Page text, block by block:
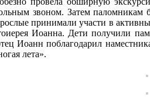
звоном. Затем паломникам
принимали участи в
Иоанна. Дети получили
Иоанн поблагодарил
лета».